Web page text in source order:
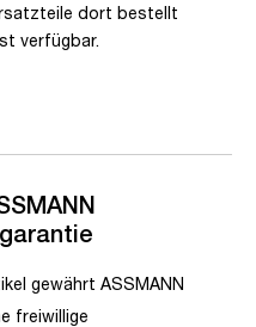
dort bestellt
verfügbar.
gewährt ASSMANN
freiwillige